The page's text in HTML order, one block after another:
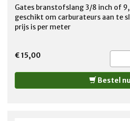
Gates branstofslang 3/8 inch of
geschikt om carburateurs aan te
prijs is per meter
€ 15,00
Bestel nu